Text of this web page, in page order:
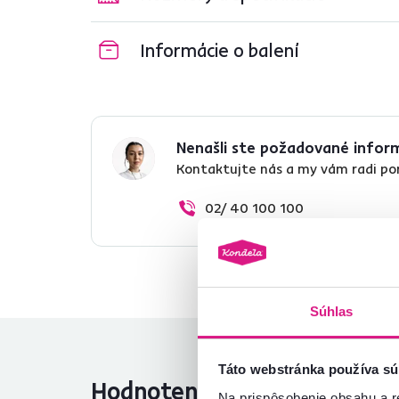
Súhlas
Táto webstránka používa
Informácie o balení
Nenašli ste požadované
Kontaktujte nás a my vám radi
02/ 40 100 100
Hodnotenia produktu